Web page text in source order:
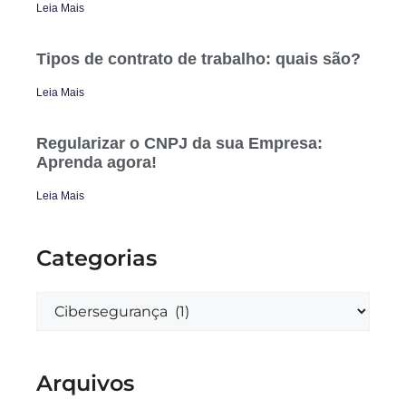
Leia Mais
Tipos de contrato de trabalho: quais são?
Leia Mais
Regularizar o CNPJ da sua Empresa:
Aprenda agora!
Leia Mais
Categorias
Arquivos